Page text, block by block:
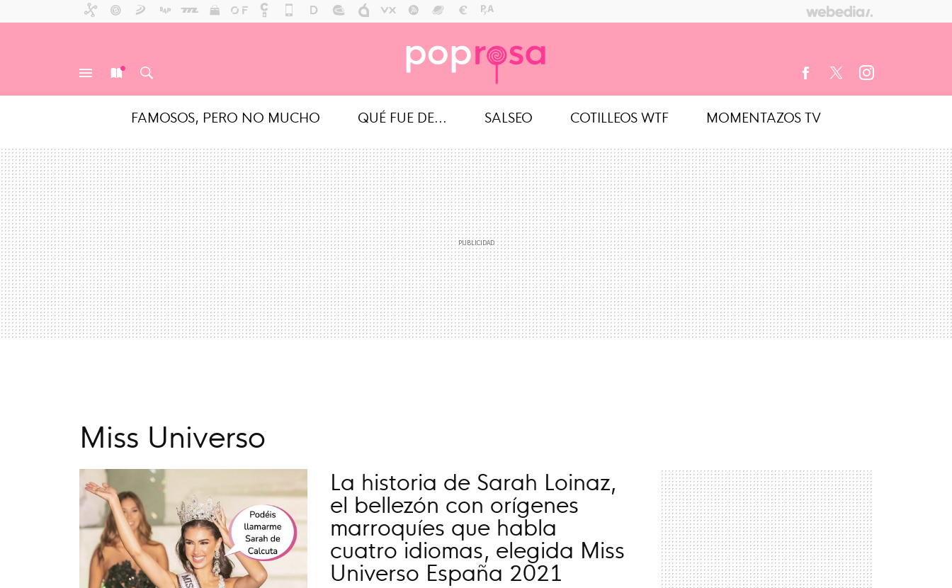
FAMOSOS, PERO NO MUCHO QUÉ FUE DE... SALSEO COTILLEOS WTF MOMENTAZOS TV
Miss Universo
La historia de Sarah Loinaz,
el bellezón con orígenes
marroquíes que habla
cuatro idiomas, elegida Miss
Universo España 2021